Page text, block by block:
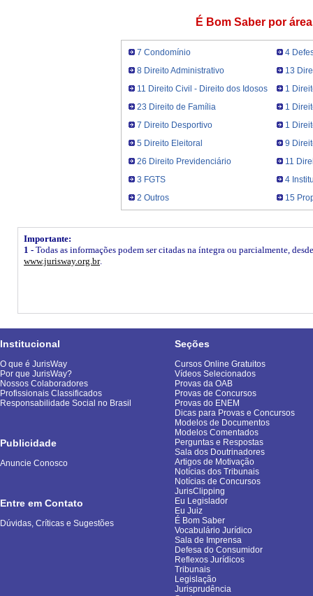
É Bom Saber por
7 Condomínio
4
8 Direito Administrativo
13
11 Direito Civil - Direito dos Idosos
1
23 Direito de Família
1
7 Direito Desportivo
1
5 Direito Eleitoral
9
26 Direito Previdenciário
11
3 FGTS
4
2 Outros
15
Importante:
1 - Todas as informações podem ser citadas na íntegra ou parcialmente,
www.jurisway.org.br.
Institucional
O que é JurisWay
Por que JurisWay?
Nossos Colaboradores
Profissionais Classificados
Responsabilidade Social no Brasil
Publicidade
Anuncie Conosco
Entre em Contato
Dúvidas, Críticas e Sugestões
Seções
Cursos Online Gratuitos
Vídeos Selecionados
Provas da OAB
Provas de Concursos
Provas do ENEM
Dicas para Provas e Concursos
Modelos de Documentos
Modelos Comentados
Perguntas e Respostas
Sala dos Doutrinadores
Artigos de Motivação
Notícias dos Tribunais
Notícias de Concursos
JurisClipping
Eu Legislador
Eu Juiz
É Bom Saber
Vocabulário Jurídico
Sala de Imprensa
Defesa do Consumidor
Reflexos Jurídicos
Tribunais
Legislação
Jurisprudência